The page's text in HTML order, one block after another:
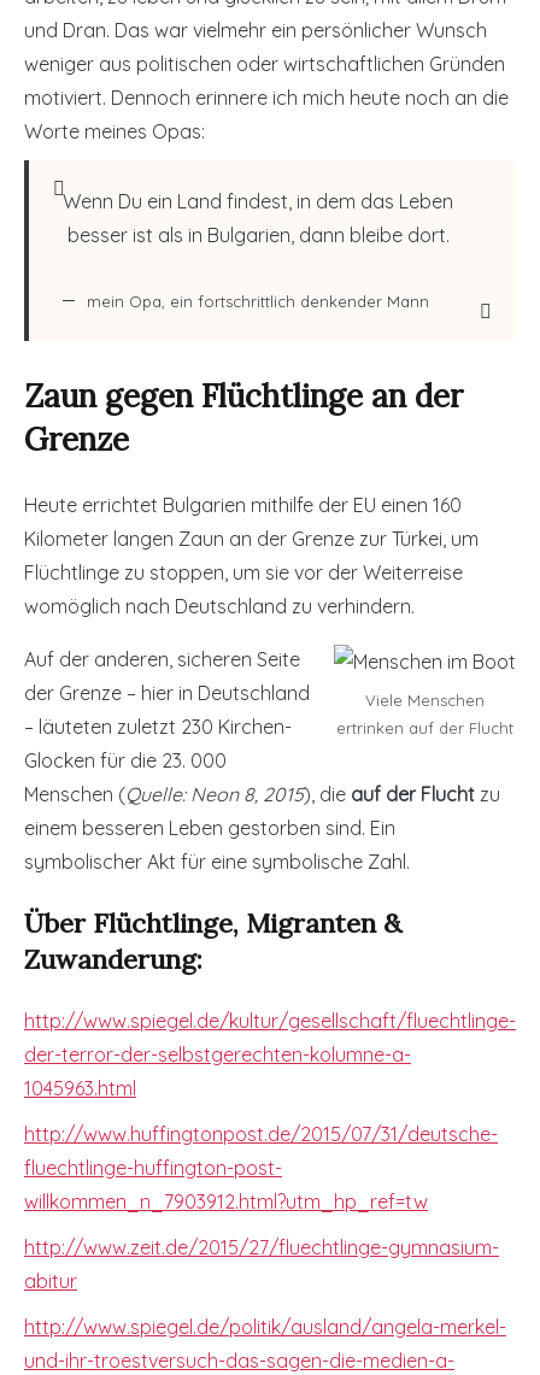
und Dran. Das war vielmehr ein persönlicher Wunsch
weniger aus politischen oder wirtschaftlichen Gründen
motiviert. Dennoch erinnere ich mich heute noch an die
Worte meines Opas:
Wenn Du ein Land findest, in dem das Leben
besser ist als in Bulgarien, dann bleibe dort.
mein Opa, ein fortschrittlich denkender Mann
Zaun gegen Flüchtlinge an der
Grenze
Heute errichtet Bulgarien mithilfe der EU einen 160
Kilometer langen Zaun an der Grenze zur Türkei, um
Flüchtlinge zu stoppen, um sie vor der Weiterreise
womöglich nach Deutschland zu verhindern.
Viele Menschen
ertrinken auf der Flucht
Auf der anderen, sicheren Seite
der Grenze – hier in Deutschland
– läuteten zuletzt 230 Kirchen-
Glocken für die 23. 000
Menschen (Quelle: Neon 8, 2015), die auf der Flucht zu
einem besseren Leben gestorben sind. Ein
symbolischer Akt für eine symbolische Zahl.
Über Flüchtlinge, Migranten &
Zuwanderung:
http://www.spiegel.de/kultur/gesellschaft/fluechtlinge-
der-terror-der-selbstgerechten-kolumne-a-
1045963.html
http://www.huffingtonpost.de/2015/07/31/deutsche-
fluechtlinge-huffington-post-
willkommen_n_7903912.html?utm_hp_ref=tw
http://www.zeit.de/2015/27/fluechtlinge-gymnasium-
abitur
http://www.spiegel.de/politik/ausland/angela-merkel-
und-ihr-troestversuch-das-sagen-die-medien-a-